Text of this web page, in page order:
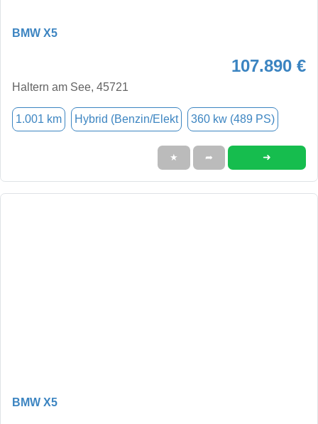
BMW X5
107.890 €
Haltern am See, 45721
1.001 km Hybrid (Benzin/Elekt 360 kw (489 PS)
★ ➦ ➜
BMW X5